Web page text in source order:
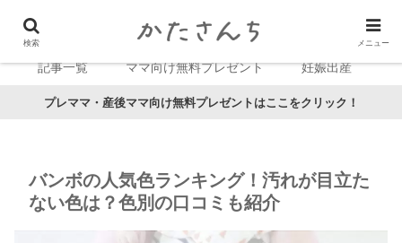
記事一覧 ママ向け無料プレゼント 妊娠出産
プレママ・産後ママ向け無料プレゼントはここをクリック！
バンボの人気色ランキング！汚れが目立た
ない色は？色別の口コミも紹介
検索 メニュー